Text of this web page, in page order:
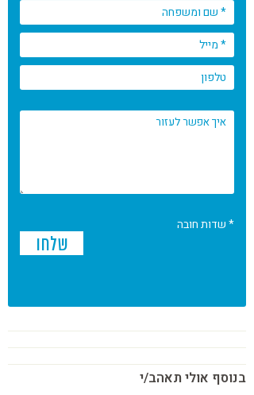
* שדות חובה
בנוסף אולי תאהב/י